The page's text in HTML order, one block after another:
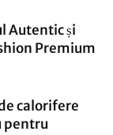
Autentic și
Premium
calorifere
pentru